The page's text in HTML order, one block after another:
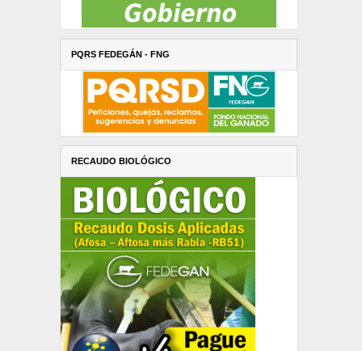
PQRS FEDEGÁN - FNG
RECAUDO BIOLÓGICO